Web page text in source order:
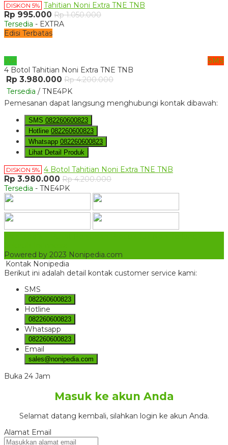
DISKON 5% Tahitian Noni Extra TNE TNB
Rp 995.000 Rp 1.050.000
Tersedia - EXTRA
Edisi Terbatas
WA
SMS
4 Botol Tahitian Noni Extra TNE TNB
Rp 3.980.000 Rp 4.200.000
Tersedia / TNE4PK
Pemesanan dapat langsung menghubungi kontak dibawah:
SMS 082260600823
Hotline 082260600823
Whatsapp 082260600823
Lihat Detail Produk
DISKON 5% 4 Botol Tahitian Noni Extra TNE TNB
Rp 3.980.000 Rp 4.200.000
Tersedia - TNE4PK
Powered by 2023 Nonipedia.com
Kontak Nonipedia
Berikut ini adalah detail kontak customer service kami:
SMS
082260600823
Hotline
082260600823
Whatsapp
082260600823
Email
sales@nonipedia.com
Buka 24 Jam
Masuk ke akun Anda
Selamat datang kembali, silahkan login ke akun Anda.
Alamat Email